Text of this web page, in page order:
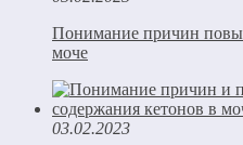
Понимание причин
моче
03.02.2023